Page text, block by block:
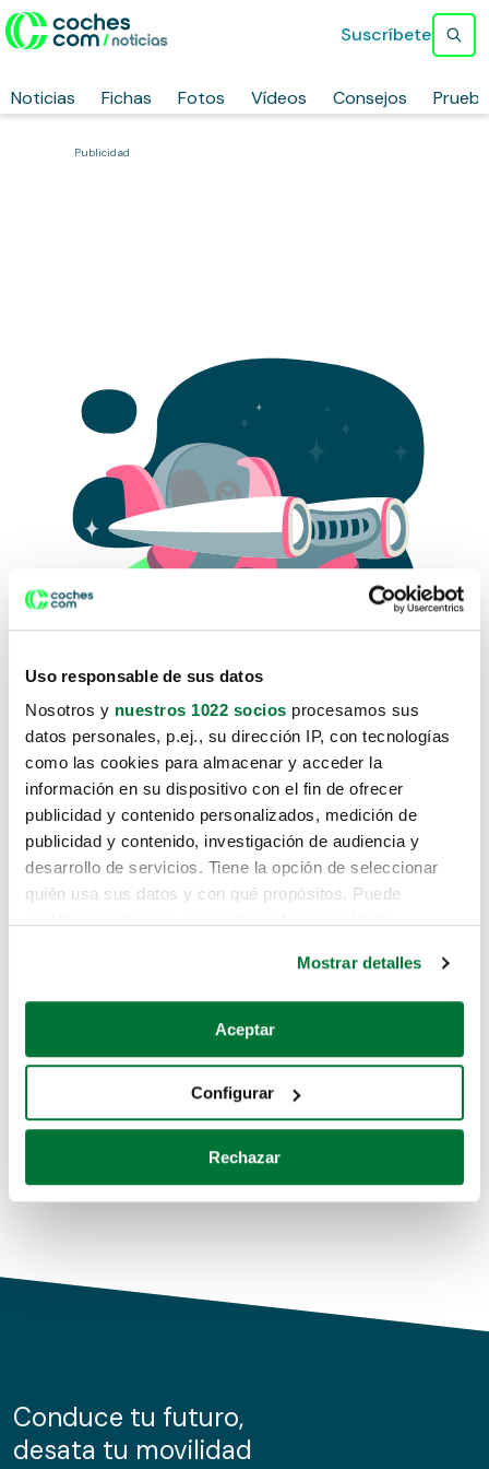
Uso responsable de sus datos
Nosotros y nuestros 1022 socios procesamos sus
datos personales, p.ej., su dirección IP, con tecnologías
como las cookies para almacenar y acceder la
información en su dispositivo con el fin de ofrecer
publicidad y contenido personalizados, medición de
publicidad y contenido, investigación de audiencia y
desarrollo de servicios. Tiene la opción de seleccionar
quién usa sus datos y con qué propósitos. Puede
Si lo permite, también quisiéramos:
Recopilar información sobre su ubicación geográfica
Identificar su dispositivo analizándolo activamente
para buscar características específicas (huellas
Obtenga más información sobre cómo se procesan sus
de cookies.
información sobre el uso que haga del sitio web con
nuestros partners de redes sociales, publicidad y análisis
Mostrar detalles
Aceptar
Configurar
Rechazar
Noticias Fichas Fotos Vídeos Consejos
Suscríbete
Publicidad
Lo sentimos, no sabemos como
te hemos traido hasta aquí.
Pero puedes encontrar el coche que estás
buscando en alguno de estos enlaces:
Coches de segunda mano
Coches de km0
Conduce tu futuro,
desata tu movilidad